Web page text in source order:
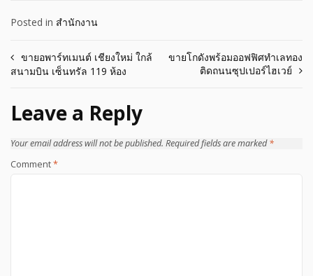
Posted in สำนักงาน
Post
ขายอพาร์ทเมนต์ เชียงใหม่ ใกล้
สนามบิน เซ็นทรัล 119 ห้อง
ขายโกดังพร้อมออฟฟิศทำเลทอง
ติดถนนซุปเปอร์ไฮเวย์
Leave a Reply
Your email address will not be published. Required fields are marked*
Comment*